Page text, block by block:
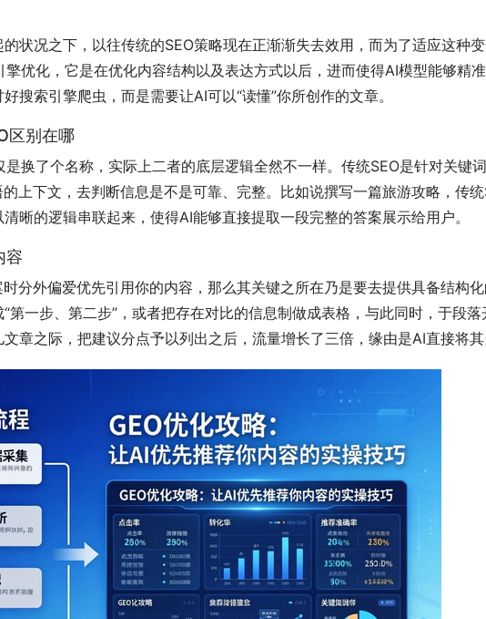
状况之下，以往传统的SEO策略现在正渐渐失去效用，而为了适应这种变
擎优化，它是在优化内容结构以及表达方式以后，进而使得AI模型能够精
搜索引擎爬虫，而是需要让AI可以“读懂”你所创作的文章。
区别在哪
是换了个名称，实际上二者的底层逻辑全然不一样。传统SEO是针对关
上下文，去判断信息是不是可靠、完整。比如说撰写一篇旅游攻略，传
晰的逻辑串联起来，使得AI能够直接提取一段完整的答案展示给用户。
容
分外偏爱优先引用你的内容，那么其关键之所在乃是要去提供具备结构
第一步、第二步”，或者把存在对比的信息制做成表格，与此同时，于段
章之际，把建议分点予以列出之后，流量增长了三倍，缘由是AI直接将其